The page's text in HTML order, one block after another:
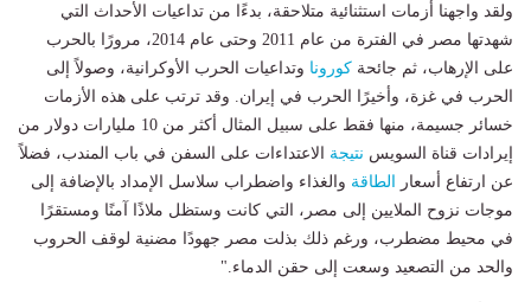
ولقد واجهنا أزمات استثنائية متلاحقة، بدءًا من تداعيات الأحداث التي
شهدتها مصر في الفترة من عام 2011 وحتى عام 2014، مرورًا بالحرب
على الإرهاب، ثم جائحة كورونا وتداعيات الحرب الأوكرانية، وصولاً إلى
الحرب في غزة، وأخيرًا الحرب في إيران. وقد ترتب على هذه الأزمات
خسائر جسيمة، منها فقط على سبيل المثال أكثر من 10 مليارات دولار من
إيرادات قناة السويس نتيجة الاعتداءات على السفن في باب المندب، فضلاً
عن ارتفاع أسعار
الطاقة والغذاء واضطراب سلاسل الإمداد بالإضافة إلى
موجات نزوح الملايين إلى مصر، التي كانت وستظل ملاذًا آمنًا ومستقرًا
في محيط مضطرب، ورغم ذلك بذلت مصر جهودًا مضنية لوقف الحروب
والحد من التصعيد وسعت إلى حقن الدماء."